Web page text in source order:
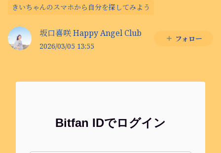
きいちゃんのスマホから自分を探してみよう
坂口喜咲 Happy Angel Club
2026/03/05 13:55
フォロー
Bitfan IDでログイン